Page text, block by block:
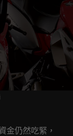
金仍然吃緊，